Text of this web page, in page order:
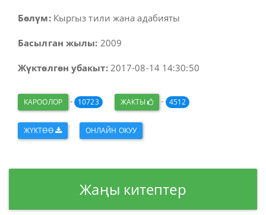
Бөлүм:Кыргыз тили жана адабияты
Басылган жылы: 2009
Жүктөлгөн убакыт:2017-08-14 14:30:50
КАРООЛОР - 10723 ЖАКТЫ - 4512
ЖҮКТӨӨ ОНЛАЙН ОКУУ
Жаңы китептер